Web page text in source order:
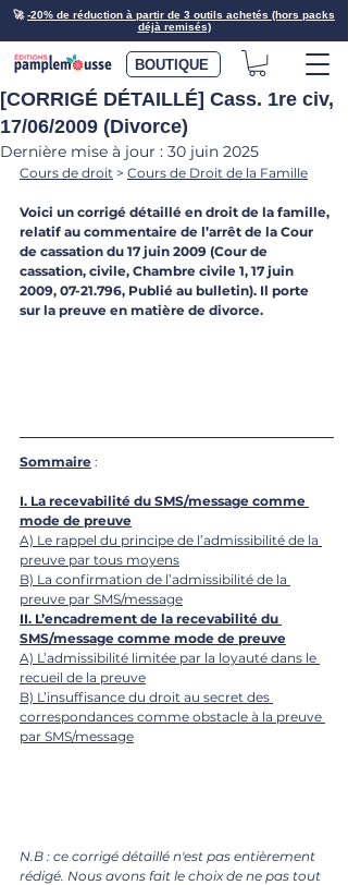
🚀-20% de réduction à partir de 3 outils achetés (hors packs
déjà remisés)
BOUTIQUE
[CORRIGÉ DÉTAILLÉ] Cass. 1re civ,
17/06/2009 (Divorce)
Dernière mise à jour : 30 juin 2025
Cours de droit > Cours de Droit de la Famille
Voici un corrigé détaillé en droit de la famille,
relatif au commentaire de l’arrêt de la Cour
de cassation du 17 juin 2009 (Cour de
cassation, civile, Chambre civile 1, 17 juin
2009, 07-21.796, Publié au bulletin). Il porte
sur la preuve en matière de divorce.
Sommaire :
I. La recevabilité du SMS/message comme
mode de preuve
A) Le rappel du principe de l’admissibilité de la
preuve par tous moyens
B) La confirmation de l’admissibilité de la
preuve par SMS/message
II. L’encadrement de la recevabilité du
SMS/message comme mode de preuve
A) L’admissibilité limitée par la loyauté dans le
recueil de la preuve
B) L’insuffisance du droit au secret des
correspondances comme obstacle à la preuve
par SMS/message
N.B : ce corrigé détaillé n'est pas entièrement
rédigé. Nous avons fait le choix de ne pas tout